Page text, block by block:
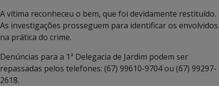
A vítima reconheceu o bem, que foi devidamente restituído.
As investigações prosseguem para identificar os envolvidos
na prática do crime.
Denúncias para a 1ª Delegacia de Jardim podem ser
repassadas pelos telefones: (67) 99610-9704 ou (67) 99297-
2618.